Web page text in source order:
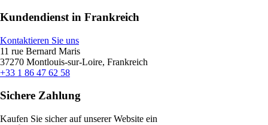
Kundendienst in Frankreich
Kontaktieren Sie uns
11 rue Bernard Maris
37270 Montlouis-sur-Loire, Frankreich
+33 1 86 47 62 58
Sichere Zahlung
Kaufen Sie sicher auf unserer Website ein